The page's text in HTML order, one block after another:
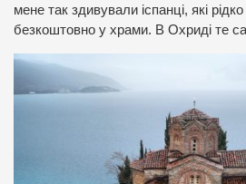
мене так здивували іспанці, які
безкоштовно у храми. В Охриді те